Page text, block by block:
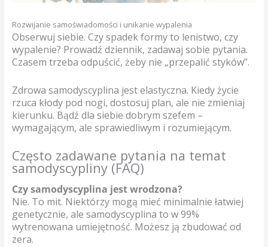
Rozwijanie samoświadomości i unikanie wypalenia
Obserwuj siebie. Czy spadek formy to lenistwo, czy
wypalenie? Prowadź dziennik, zadawaj sobie pytania.
Czasem trzeba odpuścić, żeby nie „przepalić styków”.
Zdrowa samodyscyplina jest elastyczna. Kiedy życie
rzuca kłody pod nogi, dostosuj plan, ale nie zmieniaj
kierunku. Bądź dla siebie dobrym szefem –
wymagającym, ale sprawiedliwym i rozumiejącym.
Często zadawane pytania na temat
samodyscypliny (FAQ)
Czy samodyscyplina jest wrodzona?
Nie. To mit. Niektórzy mogą mieć minimalnie łatwiej
genetycznie, ale samodyscyplina to w 99%
wytrenowana umiejętność. Możesz ją zbudować od
zera.